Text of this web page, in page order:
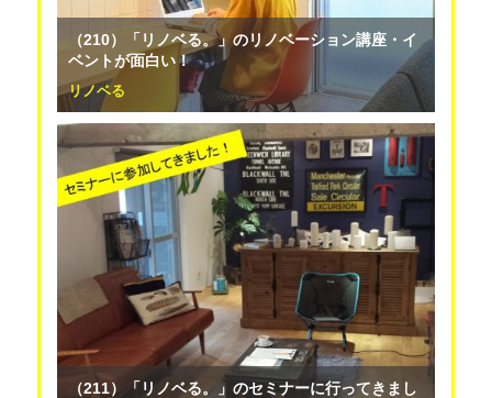
（210）「リノベる。」のリノベーション講座・イ
ベントが面白い！
リノベる
（211）「リノベる。」のセミナーに行ってきまし